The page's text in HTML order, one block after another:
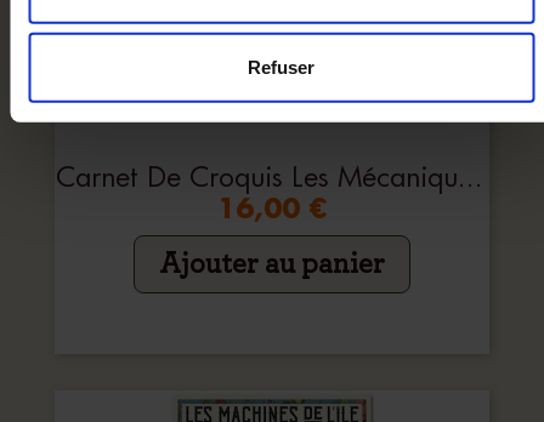
Refuser
Carnet De Croquis Les Mécaniques Savantes
16,00 €
Ajouter au panier